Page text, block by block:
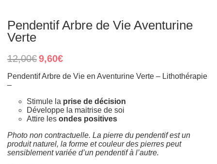
Pendentif Arbre de Vie Aventurine
Verte
12,00€ Original
price
was:
9,60€Current
is:
Pendentif Arbre de Vie en Aventurine Verte – Lithothérapie
–
Stimule la prise de décision
Développe la maitrise de soi
Attire les ondes positives
Photo non contractuelle. La pierre du pendentif est un
produit naturel, la forme et couleur des pierres peut
sensiblement variée d’un pendentif à l’autre.